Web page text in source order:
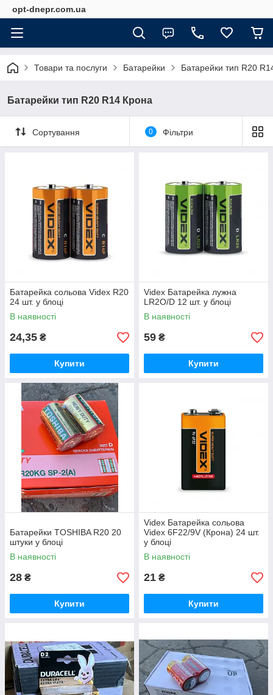
opt-dnepr.com.ua
Товари та послуги Батарейки Батарейки тип R20
Батарейки тип R20 R14 Крона
Сортування 0 Фільтри
Батарейка сольова Videx R20
24 шт. у блоці
В наявності
24,35 ₴
Купити
Videx Батарейка лужна
LR2O/D 12 шт. у блоці
В наявності
59 ₴
Купити
Батарейки TOSHIBA R20 20
штуки у блоці
В наявності
28 ₴
Купити
Videx Батарейка сольова
Videx 6F22/9V (Крона) 24 шт.
у блоці
В наявності
21 ₴
Купити